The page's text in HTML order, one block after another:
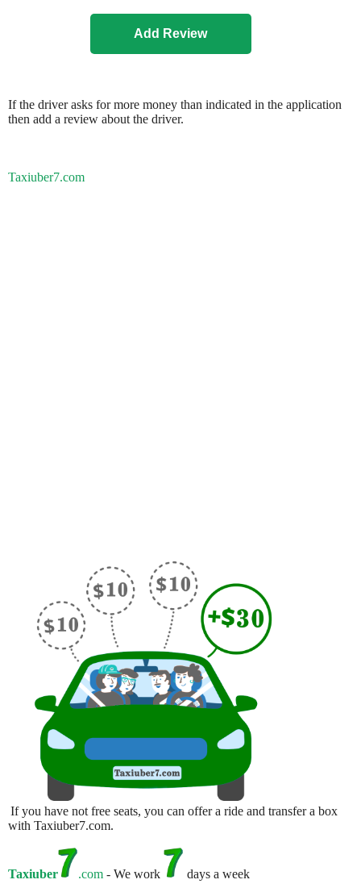
If the driver asks for more money than indicated in the application
then add a review about the driver.
Taxiuber7.com
If you have not free seats, you can offer a ride and transfer a box
with Taxiuber7.com.
Taxiuber .com - We work days a week